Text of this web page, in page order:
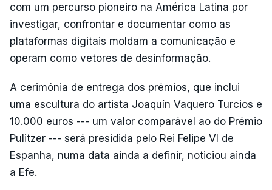
com um percurso pioneiro na América Latina por
investigar, confrontar e documentar como as
plataformas digitais moldam a comunicação e
operam como vetores de desinformação.
A cerimónia de entrega dos prémios, que inclui
uma escultura do artista Joaquín Vaquero Turcios e
10.000 euros --- um valor comparável ao do Prémio
Pulitzer --- será presidida pelo Rei Felipe VI de
Espanha, numa data ainda a definir, noticiou ainda
a Efe.